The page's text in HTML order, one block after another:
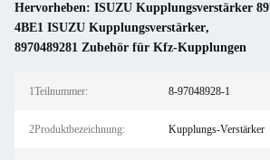
Hervorheben: ISUZU Kupplungsverstärker
4BE1 ISUZU Kupplungsverstärker,
8970489281 Zubehör für Kfz-Kupplungen
1Teilnummer: 8-97048928-1
2Produktbezeichnung: Kupplungs-Verstärker